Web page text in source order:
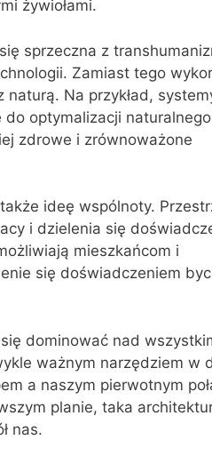
żywiołami.
sprzeczna z
Zamiast tego
Na przykład,
optymalizacji naturalnego
zdrowe i zrównoważone
ideę wspólnoty.
i dzielenia się
mieszkańcom i
się doświadczeniem
dominować nad
ważnym narzędziem w
a naszym pierwotnym
planie, taka
nas.